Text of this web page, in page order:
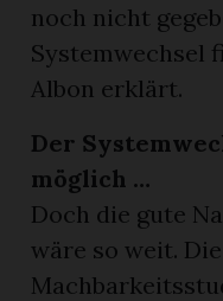
noch nicht
Systemwechsel
Albon erklärt.
Der
möglich …
Doch die gute
wäre so weit.